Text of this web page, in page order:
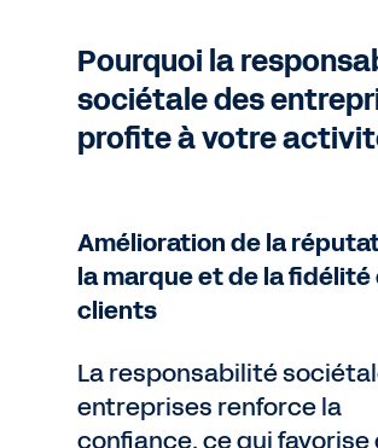
Pourquoi la
sociétale des
profite à votre
Amélioration de la
la marque et de la fidélité
clients
La responsabilité
entreprises renforce la
confiance, ce qui favorise